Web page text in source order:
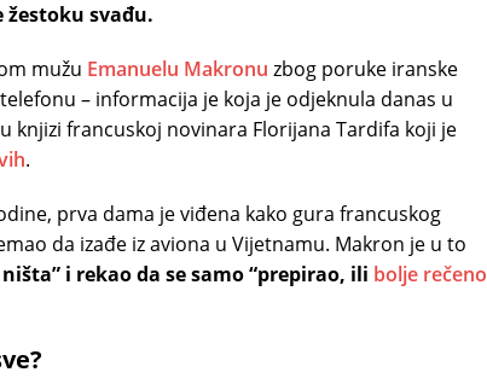
žestoku svađu.
mužu Emanuelu Makronu zbog poruke iranske
– informacija je koja je odjeknula danas u
knjizi francuskoj novinara Florijana Tardifa koji je
.
prva dama je viđena kako gura francuskog
da izađe iz aviona u Vijetnamu. Makron je u to
i rekao da se samo “prepirao, ili bolje rečeno